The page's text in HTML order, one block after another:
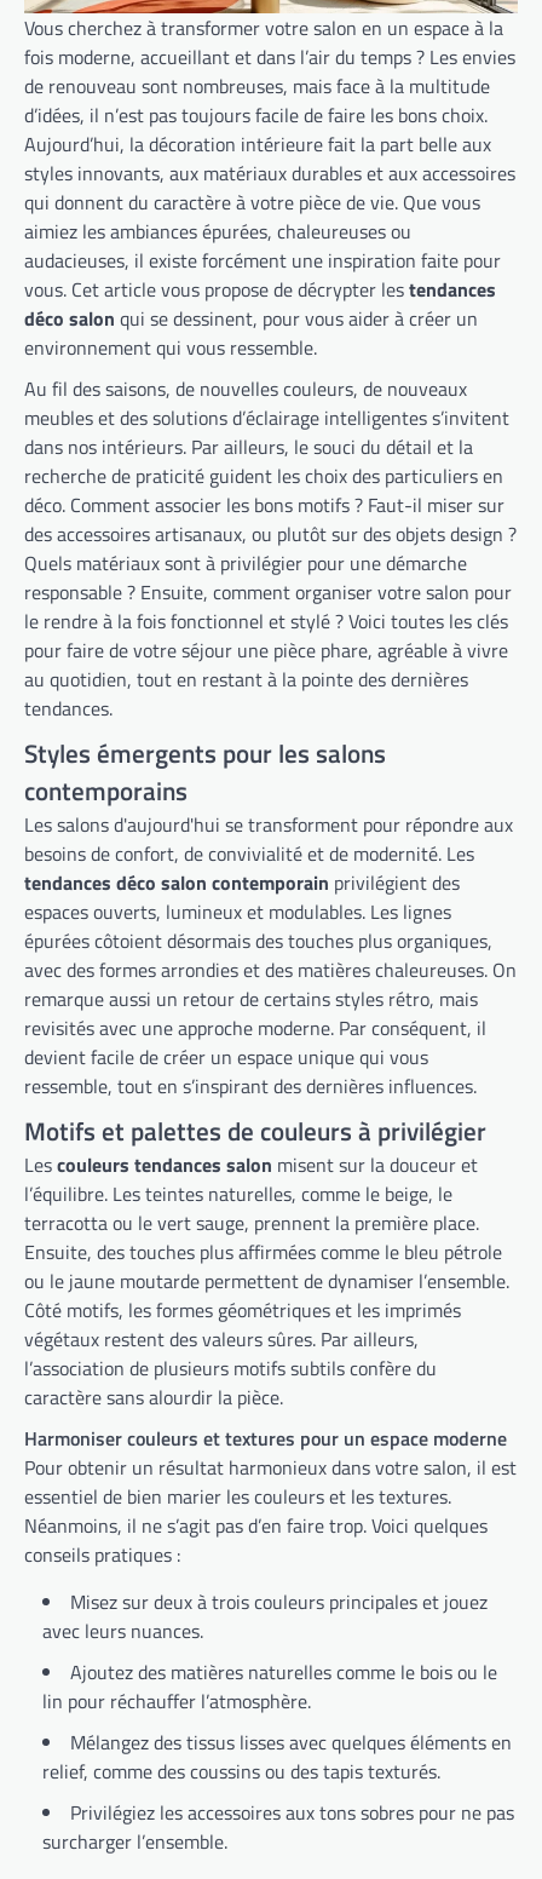
Vous cherchez à transformer votre salon en un espace à la
fois moderne, accueillant et dans l’air du temps ? Les envies
de renouveau sont nombreuses, mais face à la multitude
d’idées, il n’est pas toujours facile de faire les bons choix.
Aujourd’hui, la décoration intérieure fait la part belle aux
styles innovants, aux matériaux durables et aux accessoires
qui donnent du caractère à votre pièce de vie. Que vous
aimiez les ambiances épurées, chaleureuses ou
audacieuses, il existe forcément une inspiration faite pour
vous. Cet article vous propose de décrypter lestendances
déco salon qui se dessinent, pour vous aider à créer un
environnement qui vous ressemble.
Au fil des saisons, de nouvelles couleurs, de nouveaux
meubles et des solutions d’éclairage intelligentes s’invitent
dans nos intérieurs. Par ailleurs, le souci du détail et la
recherche de praticité guident les choix des particuliers en
déco. Comment associer les bons motifs ? Faut-il miser sur
des accessoires artisanaux, ou plutôt sur des objets design ?
Quels matériaux sont à privilégier pour une démarche
responsable ? Ensuite, comment organiser votre salon pour
le rendre à la fois fonctionnel et stylé ? Voici toutes les clés
pour faire de votre séjour une pièce phare, agréable à vivre
au quotidien, tout en restant à la pointe des dernières
tendances.
Styles émergents pour les salons
contemporains
Les salons d'aujourd'hui se transforment pour répondre aux
besoins de confort, de convivialité et de modernité. Les
tendances déco salon contemporain privilégient des
espaces ouverts, lumineux et modulables. Les lignes
épurées côtoient désormais des touches plus organiques,
avec des formes arrondies et des matières chaleureuses. On
remarque aussi un retour de certains styles rétro, mais
revisités avec une approche moderne. Par conséquent, il
devient facile de créer un espace unique qui vous
ressemble, tout en s’inspirant des dernières influences.
Motifs et palettes de couleurs à privilégier
Lescouleurs tendances salon misent sur la douceur et
l’équilibre. Les teintes naturelles, comme le beige, le
terracotta ou le vert sauge, prennent la première place.
Ensuite, des touches plus affirmées comme le bleu pétrole
ou le jaune moutarde permettent de dynamiser l’ensemble.
Côté motifs, les formes géométriques et les imprimés
végétaux restent des valeurs sûres. Par ailleurs,
l’association de plusieurs motifs subtils confère du
caractère sans alourdir la pièce.
Harmoniser couleurs et textures pour un espace moderne
Pour obtenir un résultat harmonieux dans votre salon, il est
essentiel de bien marier les couleurs et les textures.
Néanmoins, il ne s’agit pas d’en faire trop. Voici quelques
conseils pratiques :
Misez sur deux à trois couleurs principales et jouez
avec leurs nuances.
Ajoutez des matières naturelles comme le bois ou le
lin pour réchauffer l’atmosphère.
Mélangez des tissus lisses avec quelques éléments en
relief, comme des coussins ou des tapis texturés.
Privilégiez les accessoires aux tons sobres pour ne pas
surcharger l’ensemble.